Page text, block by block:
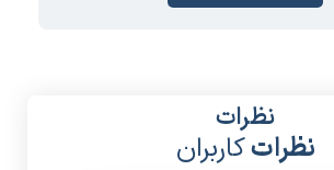
نظرات
نظراتکاربران